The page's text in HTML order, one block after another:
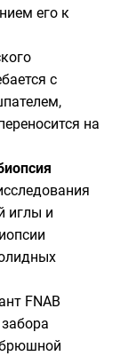
его к
с
на
иглы и
FNAB